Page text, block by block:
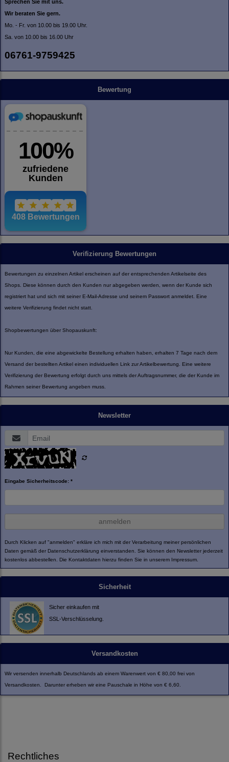
Sprechen Sie mit uns.
Wir beraten Sie gern.
Mo. - Fr. von 10.00 bis 19.00 Uhr.
Sa. von 10.00 bis 16.00 Uhr
06761-9759425
Bewertung
Verifizierung Bewertungen
Bewertungen zu einzelnen Artikel erscheinen auf der entsprechenden Artikelseite des
Shops. Diese können durch den Kunden nur abgegeben werden, wenn der Kunde sich
registriert hat und sich mit seiner E-Mail-Adresse und seinem Passwort anmeldet. Eine
weitere Verifizierung findet nicht statt.
Shopbewertungen über Shopauskunft:
Nur Kunden, die eine abgewickelte Bestellung erhalten haben, erhalten 7 Tage nach dem
Versand der bestellten Artikel einen individuellen Link zur Artikelbewertung. Eine weitere
Verifizierung der Bewertung erfolgt durch uns mittels der Auftragsnummer, die der Kunde im
Rahmen seiner Bewertung angeben muss.
Newsletter
Eingabe Sicherheitscode: *
anmelden
Durch Klicken auf "anmelden" erkläre ich mich mit der Verarbeitung meiner persönlichen
Daten gemäß der Datenschutzerklärung einverstanden. Sie können den Newsletter jederzeit
kostenlos abbestellen. Die Kontaktdaten hierzu finden Sie in unserem Impressum.
Sicherheit
Sicher einkaufen mit
SSL-Verschlüsselung.
Versandkosten
Wir versenden innerhalb Deutschlands ab einem Warenwert von € 80,00 frei von
Versandkosten. Darunter erheben wir eine Pauschale in Höhe von € 6,60.
Rechtliches